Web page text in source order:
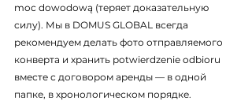
moc dowodową (теряет доказательную
силу). Мы в DOMUS GLOBAL всегда
рекомендуем делать фото отправляемого
конверта и хранить potwierdzenie odbioru
вместе с договором аренды — в одной
папке, в хронологическом порядке.